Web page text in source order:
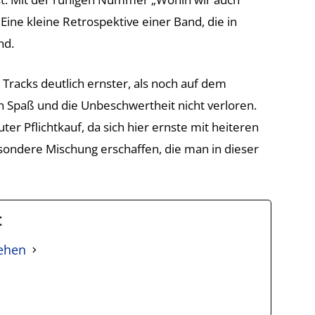
kleine Retrospektive einer Band, die in
deutlich ernster, als noch auf dem
und die Unbeschwertheit nicht verloren.
Pflichtkauf, da sich hier ernste mit heiteren
Mischung erschaffen, die man in dieser